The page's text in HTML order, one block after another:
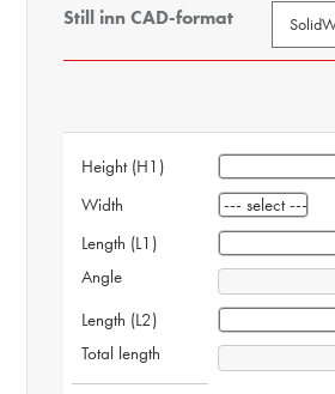
Still inn CAD-format
Height (H1)
Width
Length (L1)
Angle
Length (L2)
Total length